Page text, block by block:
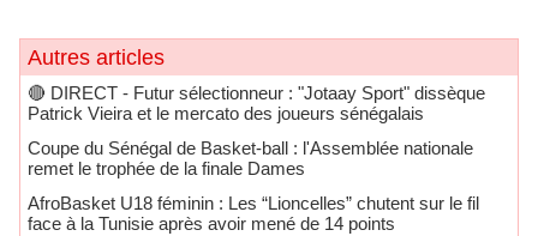
Autres articles
🔴​ DIRECT - Futur sélectionneur : "Jotaay Sport" dissèque
Patrick Vieira et le mercato des joueurs sénégalais
Coupe du Sénégal de Basket-ball : l'Assemblée nationale
remet le trophée de la finale Dames
AfroBasket U18 féminin : Les “Lioncelles” chutent sur le fil
face à la Tunisie après avoir mené de 14 points